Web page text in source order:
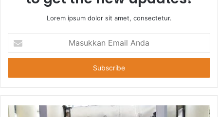
Lorem ipsum dolor sit amet, consectetur.
Email
Anda